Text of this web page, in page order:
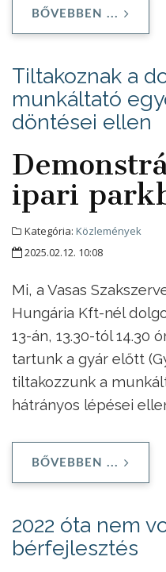
BŐVEBBEN ...
Tiltakoznak a
munkáltató
döntései ellen
ipari
Kategória: Közlemények
2025.02.12. 10:08
Mi, a Vasas
Hungária Kft-nél
13-án, 13.30-tól 14.30
tartunk a gyár előtt
tiltakozzunk a
hátrányos lépései
BŐVEBBEN ...
2022 óta nem
bérfejlesztés